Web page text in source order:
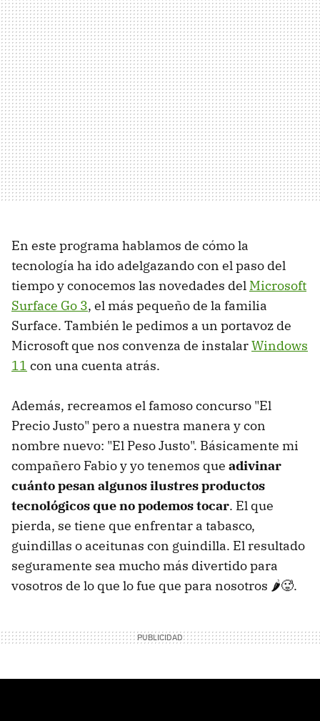
En este programa hablamos de cómo la
tecnología ha ido adelgazando con el paso del
tiempo y conocemos las novedades del Microsoft
Surface Go 3, el más pequeño de la familia
Surface. También le pedimos a un portavoz de
Microsoft que nos convenza de instalarWindows
11 con una cuenta atrás.
Además, recreamos el famoso concurso "El
Precio Justo" pero a nuestra manera y con
nombre nuevo: "El Peso Justo". Básicamente mi
compañero Fabio y yo tenemos que adivinar
cuánto pesan algunos ilustres productos
tecnológicos que no podemos tocar. El que
pierda, se tiene que enfrentar a tabasco,
guindillas o aceitunas con guindilla. El resultado
seguramente sea mucho más divertido para
vosotros de lo que lo fue que para nosotros 🌶️🥵.